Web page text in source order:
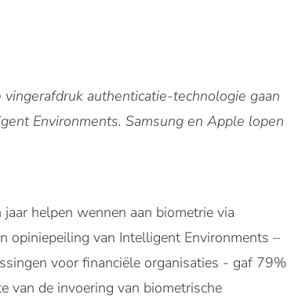
vingerafdruk authenticatie-technologie gaan
Environments. Samsung en Apple lopen
helpen wennen aan biometrie via
opiniepeiling van Intelligent Environments –
voor financiële organisaties - gaf 79%
van de invoering van biometrische